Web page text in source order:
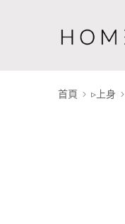
首頁 ▹上身